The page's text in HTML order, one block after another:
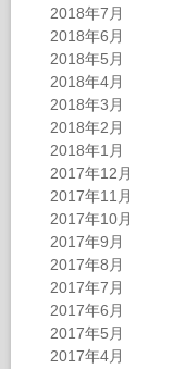
2018年7月
2018年6月
2018年5月
2018年4月
2018年3月
2018年2月
2018年1月
2017年12月
2017年11月
2017年10月
2017年9月
2017年8月
2017年7月
2017年6月
2017年5月
2017年4月